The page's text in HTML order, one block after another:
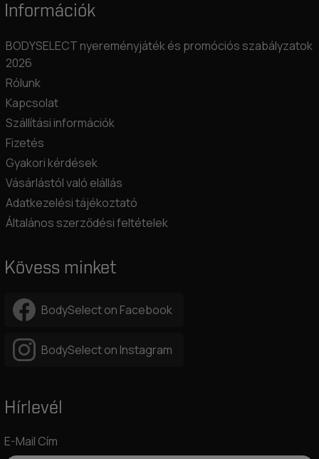
Információk
BODYSELECT nyereményjáték és promóciós szabályzatok
2026
Rólunk
Kapcsolat
Szállítási információk
Fizetés
Gyakori kérdések
Vásárlástól való elállás
Adatkezelési tájékoztató
Általános szerződési feltételek
Kövess minket
BodySelect on Facebook
BodySelect on Instagram
Hírlevél
E-Mail Cím